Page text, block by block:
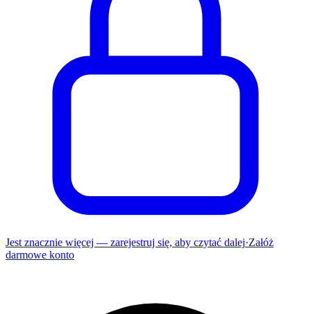
Jest znacznie więcej — zarejestruj się, aby czytać dalej·Załóż
darmowe konto